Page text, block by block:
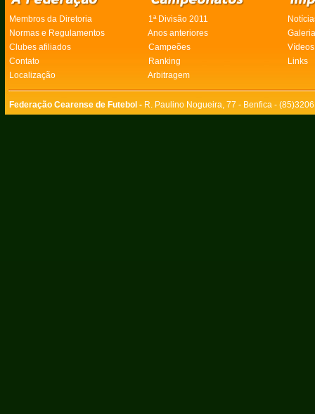
Membros da Diretoria 1ª Divisão 2011
Normas e Regulamentos
Anos anteriores
Clubes afiliados
Campeões
Vídeos
Contato
Ranking
Links
Localização
Arbitragem
Federação Cearense de Futebol - R. Paulino Nogueira, 77 - Benfica -